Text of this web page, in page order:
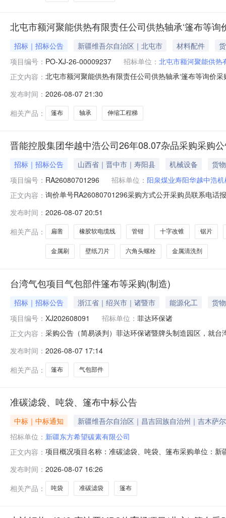
北屯市额河聚能供热有限责任公司供热轴承‘篷布等询
招标｜招标公告 新疆维吾尔自治区｜北屯市 材料配件
项目编号： PO-XJ-26-00009237 招标单位： 北屯市额河聚能供热
正文内容： 北屯市额河聚能供热有限责任公司供热轴承‘篷布等询价
人：石龙八、采购执行人联系方式：19990655071九、
发布时间： 2026-08-07 21:30
相关产品：
篷布 轴承 伸缩工程梯
晋能控股集团华越中浩公司26年08.07杂品采购采购
招标｜招标公告 山西省｜晋中市｜寿阳县 机械设备
货物
项目编号： RA26080701296 招标单位： 阳泉煤业寿阳华越中浩
正文内容： 询价单号RA26080701296采购方式公开采购员联系电话
把2026-08-24套筒17mm5.0个2026-08-24纸胶带
发布时间： 2026-08-07 20:51
相关产品：
扁凿 橡胶软电缆线 管钳 十字改锥 锯片
金属刷 壁纸刀片 六角头螺栓 金属清洗剂
台湾气包项目气包部件篷布等采购(制造)
招标｜招标公告 浙江省｜绍兴市｜诸暨市 能源化工
货物
项目编号： XJ202608091 招标单位： 菲达环保诸
正文内容： 采购公告（简易谈判）菲达环保诸暨牌头制造园区，就
里（负责卸货堆放），工作日16点前。如需快递发货到
格。1.5质保期：到
发布时间： 2026-08-07 17:14
相关产品：
篷布 气包部件
准碳滤袋、吨袋、篷布中标公告
中标｜中标通知
新疆维吾尔自治区｜昌吉回族自治州｜吉木萨
招标单位： 新疆东方希望碳素有限公司
正文内容： 项目概况项目名称：准碳滤袋、吨袋、篷布采购单位：
发布时间： 2026-08-07 16:26
相关产品：
吨袋 准碳滤袋 篷布